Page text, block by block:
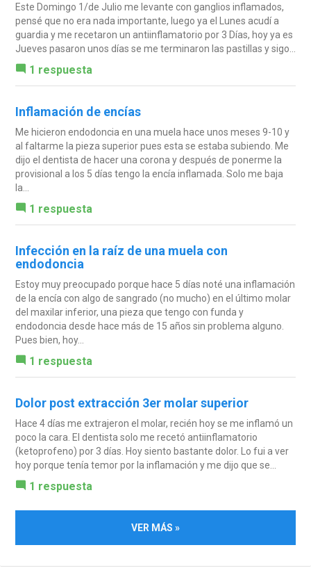
Este Domingo 1/de Julio me levante con ganglios inflamados,
pensé que no era nada importante, luego ya el Lunes acudí a
guardia y me recetaron un antiinflamatorio por 3 Días, hoy ya es
Jueves pasaron unos días se me terminaron las pastillas y sigo...
1 respuesta
Inflamación de encías
Me hicieron endodoncia en una muela hace unos meses 9-10 y
al faltarme la pieza superior pues esta se estaba subiendo. Me
dijo el dentista de hacer una corona y después de ponerme la
provisional a los 5 días tengo la encía inflamada. Solo me baja
la...
1 respuesta
Infección en la raíz de una muela con
endodoncia
Estoy muy preocupado porque hace 5 días noté una inflamación
de la encía con algo de sangrado (no mucho) en el último molar
del maxilar inferior, una pieza que tengo con funda y
endodoncia desde hace más de 15 años sin problema alguno.
Pues bien, hoy...
1 respuesta
Dolor post extracción 3er molar superior
Hace 4 días me extrajeron el molar, recién hoy se me inflamó un
poco la cara. El dentista solo me recetó antiinflamatorio
(ketoprofeno) por 3 días. Hoy siento bastante dolor. Lo fui a ver
hoy porque tenía temor por la inflamación y me dijo que se...
1 respuesta
VER MÁS »